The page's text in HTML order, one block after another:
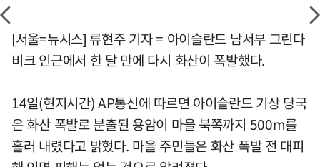
[서울=뉴시스] 류현주 기자 = 아이슬란드 남서부 그린다
비크 인근에서 한 달 만에 다시 화산이 폭발했다.
14일(현지시간) AP통신에 따르면 아이슬란드 기상 당국
은 화산 폭발로 분출된 용암이 마을 북쪽까지 500m를
흘러 내렸다고 밝혔다. 마을 주민들은 화산 폭발 전 대피